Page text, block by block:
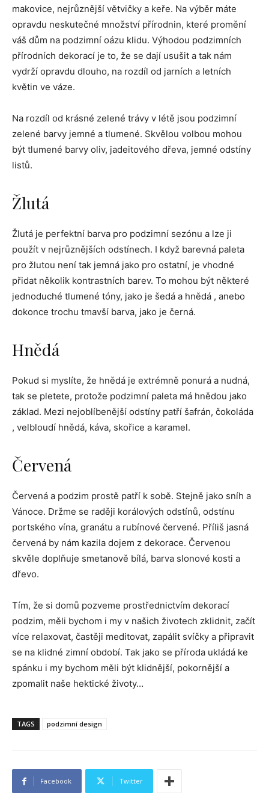
makovice, nejrůznější větvičky a keře. Na výběr máte
opravdu neskutečné množství přírodnin, které promění
váš dům na podzimní oázu klidu. Výhodou podzimních
přírodních dekorací je to, že se dají usušit a tak nám
vydrží opravdu dlouho, na rozdíl od jarních a letních
květin ve váze.
Na rozdíl od krásné zelené trávy v létě jsou podzimní
zelené barvy jemné a tlumené. Skvělou volbou mohou
být tlumené barvy oliv, jadeitového dřeva, jemné odstíny
listů.
Žlutá
Žlutá je perfektní barva pro podzimní sezónu a lze ji
použít v nejrůznějších odstínech. I když barevná paleta
pro žlutou není tak jemná jako pro ostatní, je vhodné
přidat několik kontrastních barev. To mohou být některé
jednoduché tlumené tóny, jako je šedá a hnědá , anebo
dokonce trochu tmavší barva, jako je černá.
Hnědá
Pokud si myslíte, že hnědá je extrémně ponurá a nudná,
tak se pletete, protože podzimní paleta má hnědou jako
základ. Mezi nejoblíbenější odstíny patří šafrán, čokoláda
, velbloudí hnědá, káva, skořice a karamel.
Červená
Červená a podzim prostě patří k sobě. Stejně jako sníh a
Vánoce. Držme se raději korálových odstínů, odstínu
portského vína, granátu a rubínové červené. Příliš jasná
červená by nám kazila dojem z dekorace. Červenou
skvěle doplňuje smetanově bílá, barva slonové kosti a
dřevo.
Tím, že si domů pozveme prostřednictvím dekorací
podzim, měli bychom i my v našich životech zklidnit, začít
více relaxovat, častěji meditovat, zapálit svíčky a připravit
se na klidné zimní období. Tak jako se příroda ukládá ke
spánku i my bychom měli být klidnější, pokornější a
zpomalit naše hektické životy…
TAGS podzimní design
Facebook Twitter